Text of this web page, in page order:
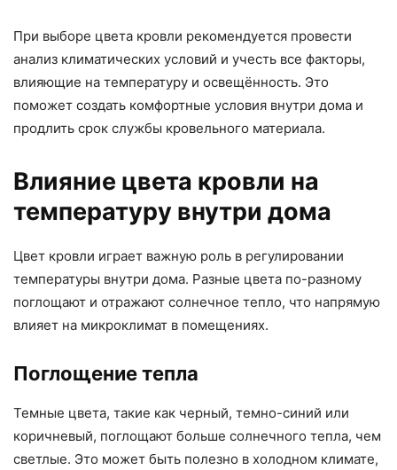
При выборе цвета кровли рекомендуется провести
анализ климатических условий и учесть все факторы,
влияющие на температуру и освещённость. Это
поможет создать комфортные условия внутри дома и
продлить срок службы кровельного материала.
Влияние цвета кровли на
температуру внутри дома
Цвет кровли играет важную роль в регулировании
температуры внутри дома. Разные цвета по-разному
поглощают и отражают солнечное тепло, что напрямую
влияет на микроклимат в помещениях.
Поглощение тепла
Темные цвета, такие как черный, темно-синий или
коричневый, поглощают больше солнечного тепла, чем
светлые. Это может быть полезно в холодном климате,